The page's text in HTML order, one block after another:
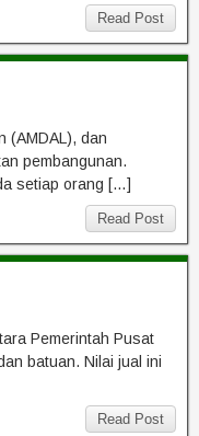
Read Post
(AMDAL), dan
pembangunan.
setiap orang […]
Read Post
Pemerintah Pusat
batuan. Nilai jual ini
Read Post